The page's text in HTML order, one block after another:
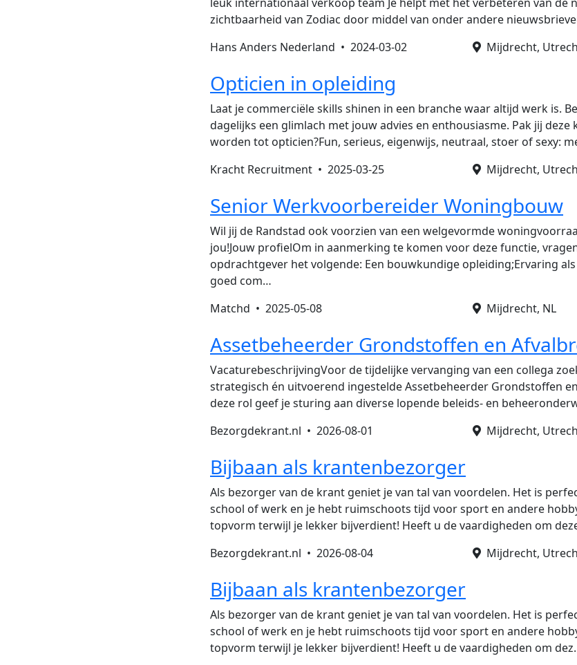
zichtbaarheid van Zodiac door middel van onder andere
Hans Anders Nederland • 2024-03-02 Mijdrecht,
Opticien in opleiding
Laat je commerciële skills shinen in een branche waar altijd werk is.
dagelijks een glimlach met jouw advies en enthousiasme. Pak jij deze
worden tot opticien?Fun, serieus, eigenwijs, neutraal, stoer of sexy:
Kracht Recruitment • 2025-03-25 Mijdrecht,
Senior Werkvoorbereider Woningbouw
Wil jij de Randstad ook voorzien van een welgevormde
jou!Jouw profielOm in aanmerking te komen voor deze functie,
opdrachtgever het volgende: Een bouwkundige opleiding;Ervaring
goed com…
Matchd • 2025-05-08 Mijdrecht, NL
Assetbeheerder Grondstoffen en
VacaturebeschrijvingVoor de tijdelijke vervanging van een collega
strategisch én uitvoerend ingestelde Assetbeheerder Grondstoffen
deze rol geef je sturing aan diverse lopende beleids- en
Bezorgdekrant.nl • 2026-08-01 Mijdrecht,
Bijbaan als krantenbezorger
Als bezorger van de krant geniet je van tal van voordelen. Het is
school of werk en je hebt ruimschoots tijd voor sport en andere
topvorm terwijl je lekker bijverdient! Heeft u de vaardigheden om
Bezorgdekrant.nl • 2026-08-04 Mijdrecht,
Bijbaan als krantenbezorger
Als bezorger van de krant geniet je van tal van voordelen. Het is
school of werk en je hebt ruimschoots tijd voor sport en andere
topvorm terwijl je lekker bijverdient! Heeft u de vaardigheden om